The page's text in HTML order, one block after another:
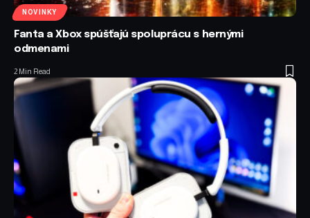
NOVINKY
Fanta a Xbox spúšťajú spoluprácu s hernými
odmenami
2 Min Read